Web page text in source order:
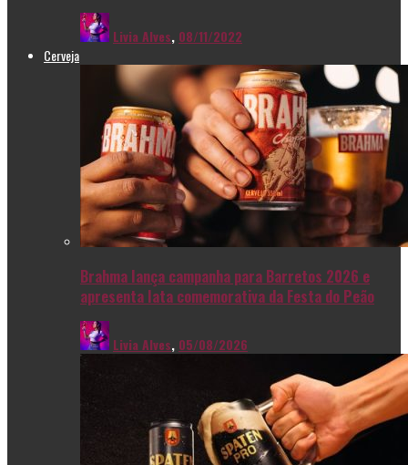
Livia Alves, 08/11/2022
Cerveja
Brahma lança campanha para Barretos 2026 e
apresenta lata comemorativa da Festa do Peão
Livia Alves, 05/08/2026